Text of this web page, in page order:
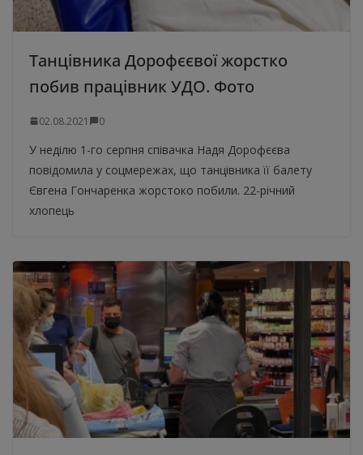
Танцівника Дорофєєвої жорстко
побив працівник УДО. Фото
02.08.2021 0
У неділю 1-го серпня співачка Надя Дорофєєва
повідомила у соцмережах, що танцівника її балету
Євгена Гончаренка жорстоко побили. 22-річний
хлопець